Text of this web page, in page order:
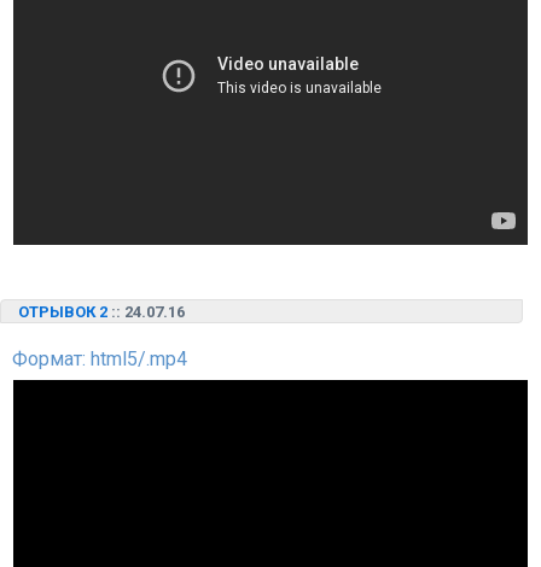
ОТРЫВОК 2 :: 24.07.16
Формат: html5/.mp4